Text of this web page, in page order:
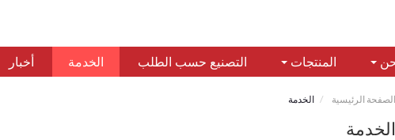
المنتجات التصنيع حسب الطلب الخدمة أخبار
الصفحة الرئيسية الخدمة
الخدمة